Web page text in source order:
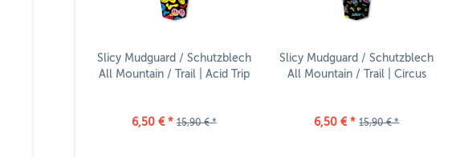
Slicy Mudguard / Schutzblech
All Mountain / Trail | Acid Trip
6,50 € * 15,90 € *
Slicy Mudguard / Schutzblech
All Mountain / Trail | Circus
6,50 € * 15,90 € *